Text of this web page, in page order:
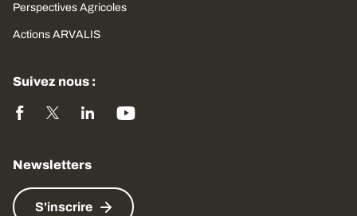
Perspectives Agricoles
Actions ARVALIS
Suivez nous :
Newsletters
S'inscrire